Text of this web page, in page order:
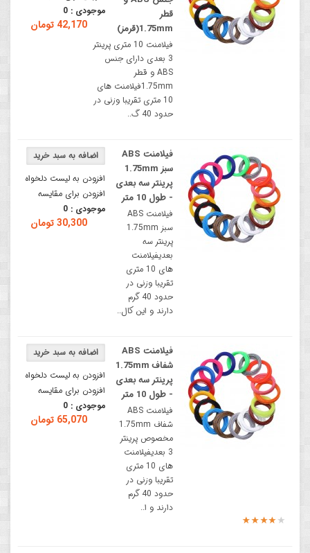
موجودی : 0
42,170 تومان
قطر
1.75mm(قرمز)
فیلامنت 10 متری پرینتر
3 بعدی دارای جنس
ABS و قطر
1.75mmفیلامنت های
10 متری تقریبا وزنی در
حدود 40 گ..
افزودن به لیست دلخواه
افزودن برای مقایسه
موجودی : 0
30,300 تومان
فیلامنت ABS
سبز 1.75mm
پرینتر سه‌ بعدی
- طول 10 متر
فیلامنت ABS
سبز 1.75mm
پرینتر سه‌
بعدیفیلامنت
های 10 متری
تقریبا وزنی در
حدود 40 گرم
دارند و این کال..
افزودن به لیست دلخواه
افزودن برای مقایسه
موجودی : 0
65,070 تومان
فیلامنت ABS
شفاف 1.75mm
پرینتر سه‌ بعدی
- طول 10 متر
فیلامنت ABS
شفاف 1.75mm
مخصوص پرینتر
3 بعدیفیلامنت
های 10 متری
تقریبا وزنی در
حدود 40 گرم
دارند و ا..